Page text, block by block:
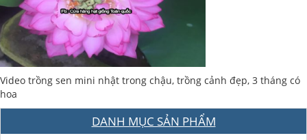
Video trồng sen mini nhật trong chậu, trồng cảnh đẹp, 3 tháng có
hoa
DANH MỤC SẢN PHẨM